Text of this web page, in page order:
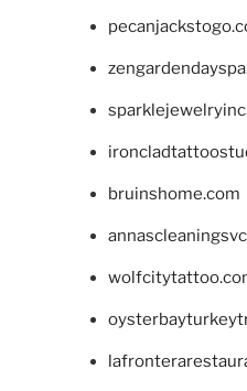
bruinshome.com